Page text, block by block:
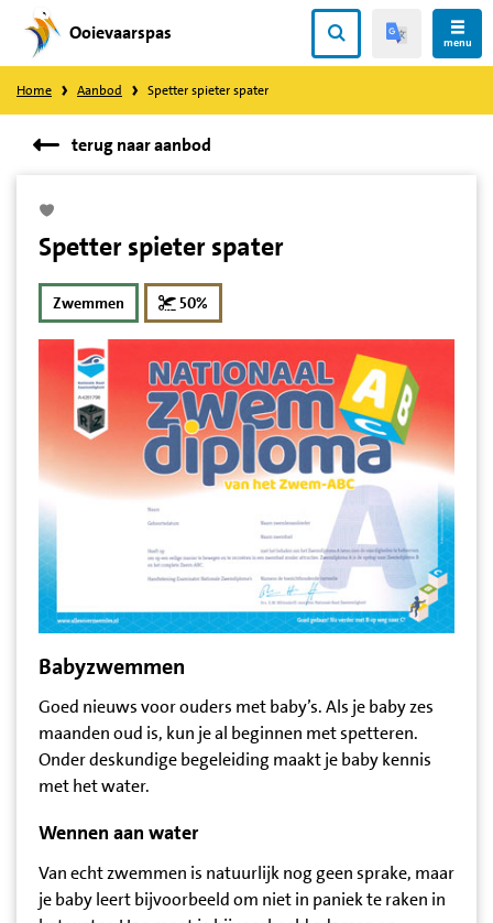
Direct
naar
content
Ooievaarspas menu
Home Aanbod Spetter spieter spater
terug naar aanbod
Spetter spieter spater
Zwemmen 50%
Babyzwemmen
Goed nieuws voor ouders met baby’s. Als je baby zes
maanden oud is, kun je al beginnen met spetteren.
Onder deskundige begeleiding maakt je baby kennis
met het water.
Wennen aan water
Van echt zwemmen is natuurlijk nog geen sprake, maar
je baby leert bijvoorbeeld om niet in paniek te raken in